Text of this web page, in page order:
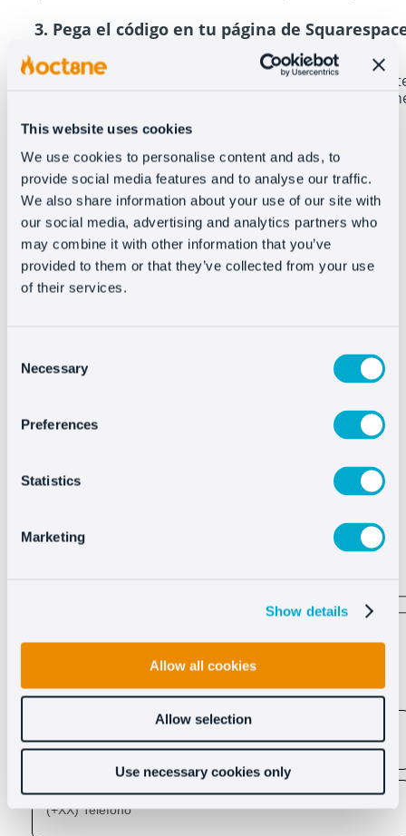
This website uses cookies
We use cookies to personalise content and ads, to
provide social media features and to analyse our traffic.
We also share information about your use of our site with
our social media, advertising and analytics partners who
may combine it with other information that you’ve
provided to them or that they’ve collected from your use
of their services.
Selection
Necessary
Preferences
Statistics
Marketing
Show details
Allow all cookies
Allow selection
Use necessary cookies only
3. Pega el código en tu página de
Accede a tu página de Squarespace para pegar el
código. En el menú lateral, dirígete a Settings >
> Advanced > Code Injection y pega el código de
Guarda los cambios y el chat aparecerá en tu página.
Integrar Oct8ne es muy
fácil
puede hacer por ti